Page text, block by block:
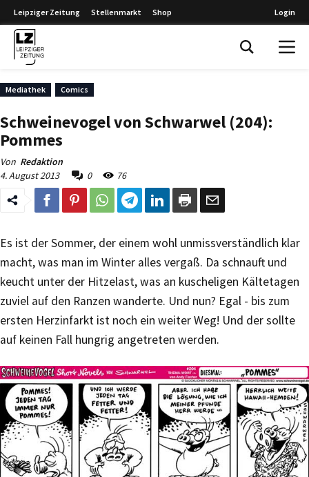
Leipziger Zeitung Stellenmarkt Shop Login
Mediathek Comics
Schweinevogel von Schwarwel (204):
Pommes
Von Redaktion
4. August 2013
0 76
Es ist der Sommer, der einem wohl unmissverständlich klar
macht, was man im Winter alles vergaß. Da schnauft und
keucht unter der Hitzelast, was an kuscheligen Kältetagen
zuviel auf den Ranzen wanderte. Und nun? Egal - bis zum
ersten Herzinfarkt ist noch ein weiter Weg! Und der sollte
auf keinen Fall hungrig angetreten werden.